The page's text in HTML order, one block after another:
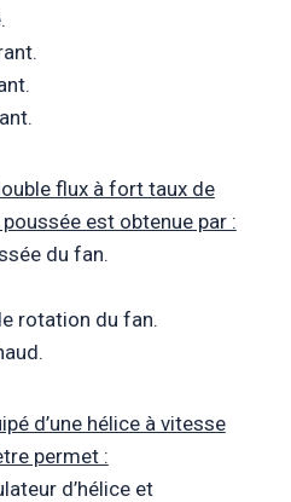
flux à fort taux de
est obtenue par :
du fan.
rotation du fan.
d’une hélice à vitesse
permet :
d’hélice et